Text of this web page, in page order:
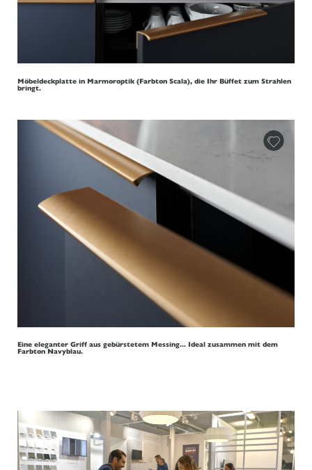
Möbeldeckplatte in Marmoroptik (Farbton Scala), die Ihr Büffet zum Strahlen
bringt.
Eine eleganter Griff aus gebürstetem Messing... Ideal zusammen mit dem
Farbton Navyblau.